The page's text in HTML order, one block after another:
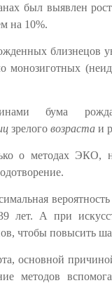
был выявлен
на 10%.
близнецов
монозиготных
бума
зрелоговозрастаи
о методах ЭКО,
лет. А при
чтобы повысить
основной
методов